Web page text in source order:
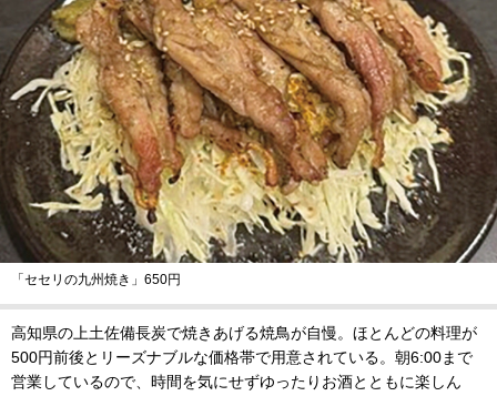
「セセリの九州焼き」650円
高知県の上土佐備長炭で焼きあげる焼鳥が自慢。ほとんどの料理が
500円前後とリーズナブルな価格帯で用意されている。朝6:00まで
営業しているので、時間を気にせずゆったりお酒とともに楽しん